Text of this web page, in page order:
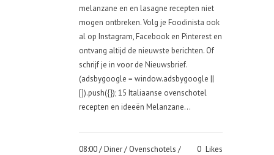
melanzane en en lasagne recepten niet
mogen ontbreken. Volg je Foodinista ook
al op Instagram, Facebook en Pinterest en
ontvang altijd de nieuwste berichten. Of
schrijf je in voor de Nieuwsbrief.
(adsbygoogle = window.adsbygoogle ||
[]).push({}); 15 Italiaanse ovenschotel
recepten en ideeën Melanzane...
08:00 /Diner/ Ovenschotels /
0 Likes